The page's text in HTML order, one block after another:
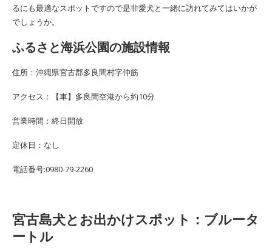
るにも最適なスポットですので是非愛犬と一緒に訪れてみてはいかが
でしょうか。
ふるさと海浜公園の施設情報
住所：沖縄県宮古郡多良間村字仲筋
アクセス：【車】多良間空港から約10分
営業時間：終日開放
定休日：なし
電話番号:0980-79-2260
宮古島犬とお出かけスポット：ブルータ
ートル